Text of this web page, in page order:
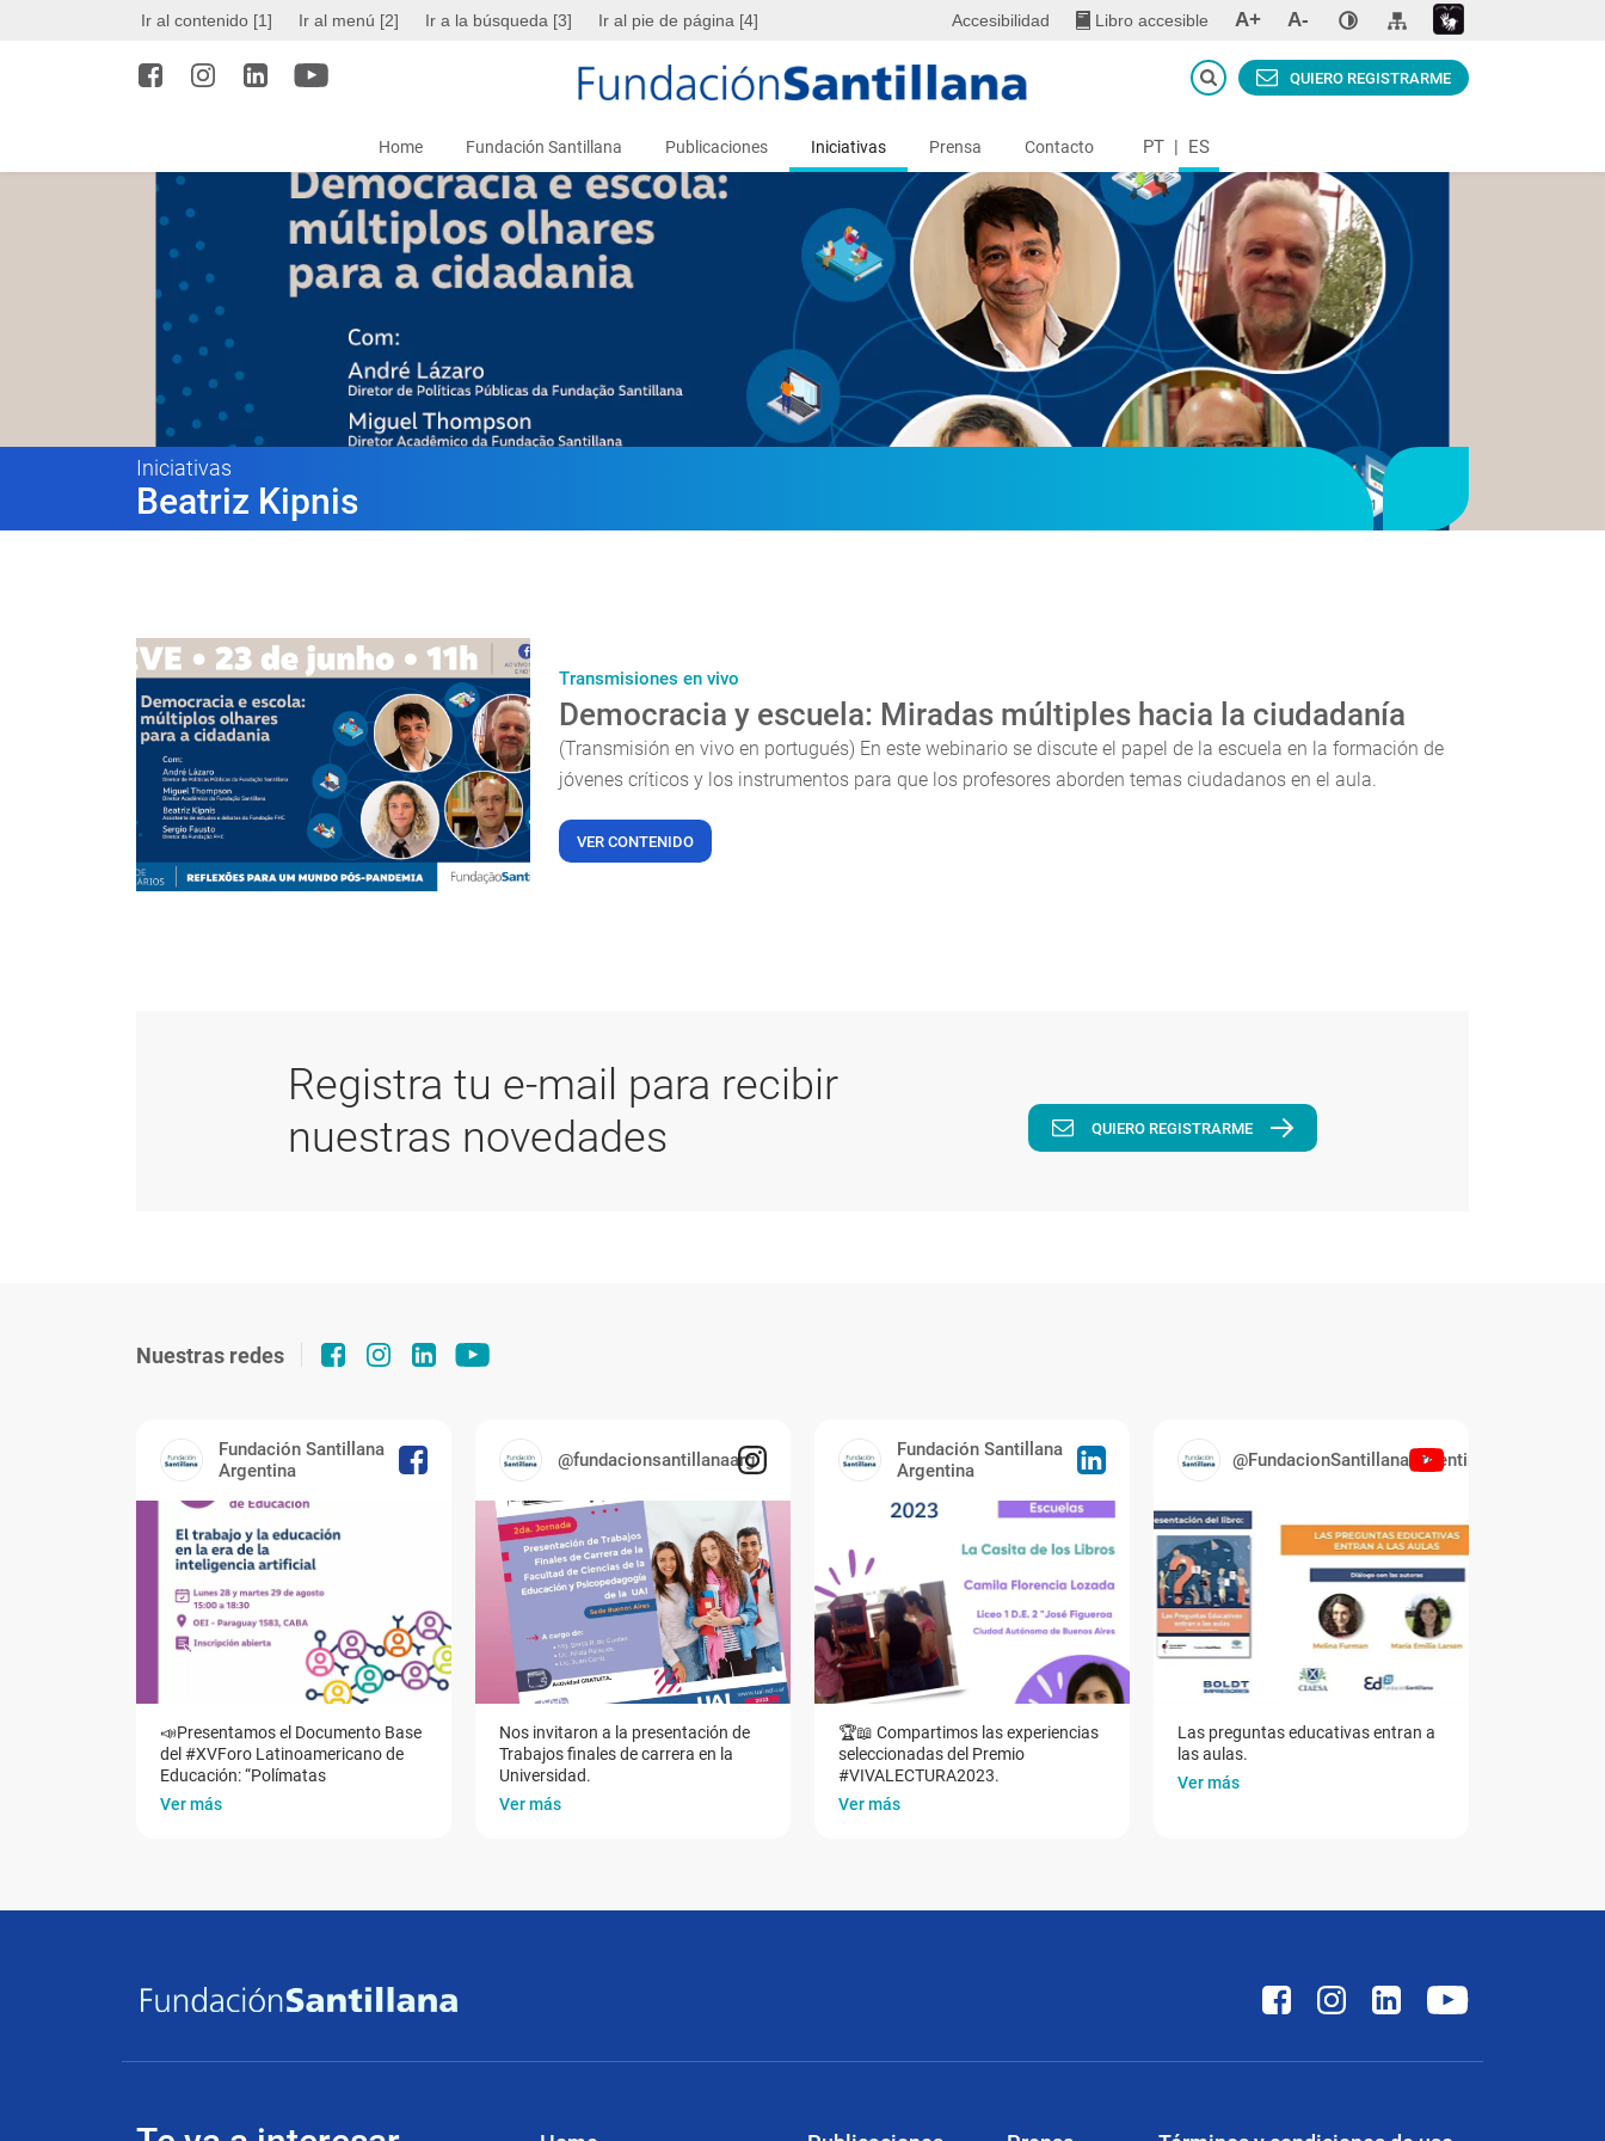
Ir al contenido [1] Ir al menú [2] Ir a la búsqueda [3] Ir al pie de página [4] Accesibilidad Libro accesible A+ A-
Home Fundación Santillana Publicaciones Iniciativas Prensa Contacto PT | ES
QUIERO REGISTRARME
Iniciativas
Beatriz Kipnis
Transmisiones en vivo
Democracia y escuela: Miradas múltiples hacia la ciudadanía
(Transmisión en vivo en portugués) En este webinario se discute el papel de la escuela en la formación de
jóvenes críticos y los instrumentos para que los profesores aborden temas ciudadanos en el aula.
VER CONTENIDO
Registra tu e-mail para recibir
nuestras novedades
QUIERO REGISTRARME
Nuestras redes
Fundación Santillana
Argentina
📣Presentamos el Documento Base
del #XVForo Latinoamericano de
Educación: “Polímatas
Ver más
@fundacionsantillanaarg
Nos invitaron a la presentación de
Trabajos finales de carrera en la
Universidad.
Ver más
Fundación Santillana
Argentina
🏆📖 Compartimos las experiencias
seleccionadas del Premio
#VIVALECTURA2023.
Ver más
@FundacionSantillanaArgentina
Las preguntas educativas entran a
las aulas.
Ver más